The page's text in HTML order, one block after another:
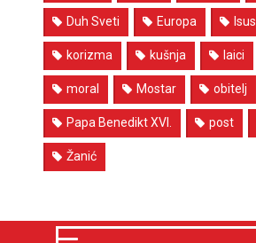
Duh Sveti Europa Isus
korizma kušnja laici
moral Mostar obitelj
Papa Benedikt XVI. post
Žanić